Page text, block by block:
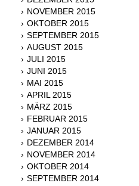
NOVEMBER 2015
OKTOBER 2015
SEPTEMBER 2015
AUGUST 2015
JULI 2015
JUNI 2015
MAI 2015
APRIL 2015
MÄRZ 2015
FEBRUAR 2015
JANUAR 2015
DEZEMBER 2014
NOVEMBER 2014
OKTOBER 2014
SEPTEMBER 2014